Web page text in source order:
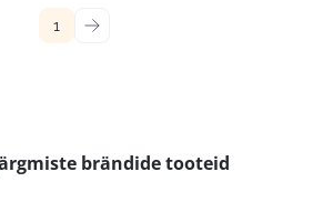
1 →
brändide tooteid